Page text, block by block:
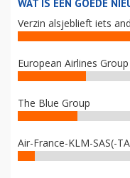
WAT IS EEN GOEDE
Verzin alsjeblieft iets
European Airlines Group
The Blue Group
Air-France-KLM-SAS(-